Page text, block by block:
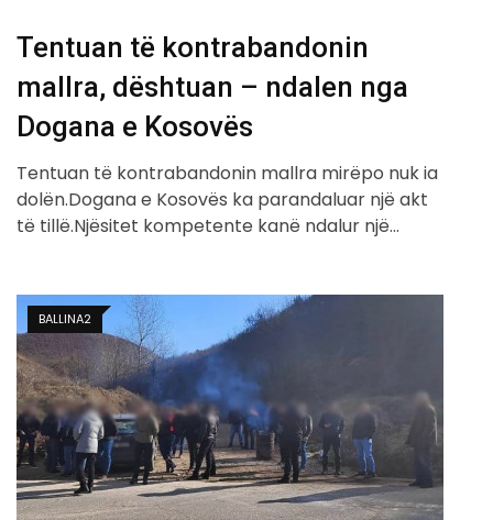
Tentuan të kontrabandonin
mallra, dështuan – ndalen nga
Dogana e Kosovës
Tentuan të kontrabandonin mallra mirëpo nuk ia
dolën.Dogana e Kosovës ka parandaluar një akt
të tillë.Njësitet kompetente kanë ndalur një…
BALLINA2